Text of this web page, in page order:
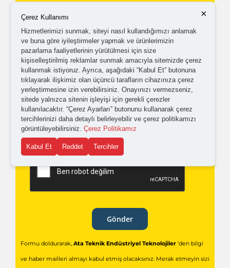
Kampanyalardan ve güncellemelerden haberdar
olabilmem için tarafımaticari elektronik ileti
gönderilmesini kabul ediyorum.
Kişisel verilerimin işlenmesine yönelik aydınlatma ve
açık rıza metni'ni okudum,onaylıyorum.
Gönder
Formu doldurarak, Ata Teknik Endüstriyel Teknolojiler'den bilgi
ve haber mailleri almayı kabul etmiş olacaksınız. Merak etmeyin sizi
×
Çerez Kullanımı
Hizmetlerimizi sunmak, siteyi nasıl kullandığımızı anlamak
ve buna göre iyileştirmeler yapmak ve ürünlerimizin
pazarlama faaliyetlerinin yürütülmesi için size
kişiselleştirilmiş reklamlar sunmak amacıyla sitemizde çerez
kullanmak istiyoruz. Ayrıca, aşağıdaki “Kabul Et” butonuna
tıklayarak ilişkimiz olan üçüncü tarafların cihazınıza çerez
yerleştirmesine izin verebilirsiniz. Onayınızı vermezseniz,
sitede yalnızca sitenin işleyişi için gerekli çerezler
kullanılacaktır. “Çerez Ayarları” butonunu kullanarak çerez
tercihlerinizi daha detaylı belirleyebilir ve çerez politikamızı
görüntüleyebilirsiniz. Çerez Politikamız
Kabul Et Reddet Tercihler